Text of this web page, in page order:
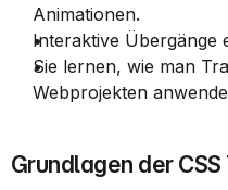
Animationen.
Interaktive Übergänge
Sie lernen, wie man
Webprojekten
Grundlagen der